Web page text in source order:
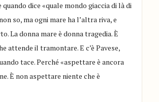
quando dice «quale mondo giaccia di là di
so, ma ogni mare ha l’altra riva, e
La donna mare è donna tragedia. È
attende il tramontare. E c’è Pavese,
tace. Perché «aspettare è ancora
È non aspettare niente che è